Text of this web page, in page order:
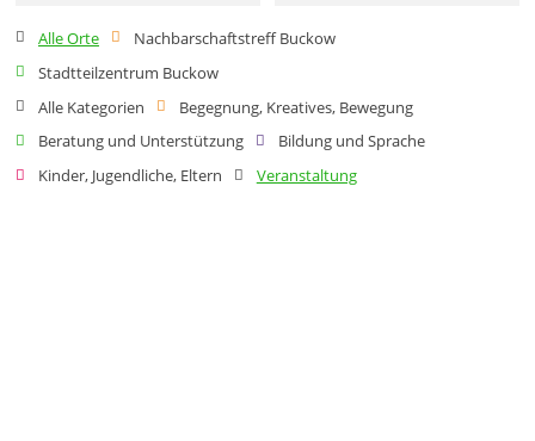
Alle Orte
Nachbarschaftstreff Buckow
Stadtteilzentrum Buckow
Alle Kategorien
Begegnung, Kreatives, Bewegung
Beratung und Unterstützung
Bildung und Sprache
Kinder, Jugendliche, Eltern
Veranstaltung